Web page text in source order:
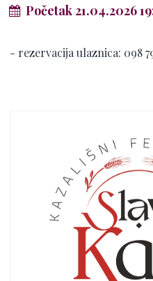
Početak 21.04.2026
- rezervacija ulaznica: 098